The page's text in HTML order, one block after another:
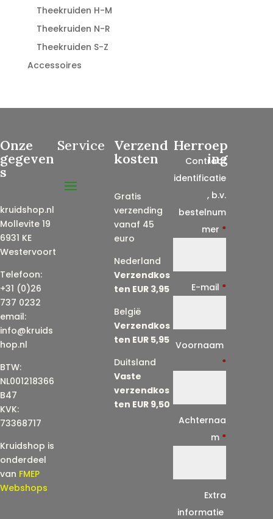
Theekruiden H-M
Theekruiden N-R
Theekruiden S-Z
Accessoires
Onze
gegeven
s
kruidshop.nl
Mollevite 19
6931 KE
Westervoort
Telefoon:
+31 (0)26
737 0232
email:
info@kruids
hop.nl
BTW:
NL001218366
B47
KVK:
73368717
Kruidshop is
onderdeel
van FMEP
Webshops
Service Verzend
kosten
Gratis
verzending
vanaf 45
euro
Nederland
Verzendkos
ten EUR 3,95
België
Verzendkos
ten EUR 5,95
Duitsland
Vaste
verzendkos
ten EUR 9,50
Herroep
ing
Contract
identificatie
, b.v.
bestelnum
mer *
E-mail *
Voornaam
*
Achternaa
m *
Extra
informatie